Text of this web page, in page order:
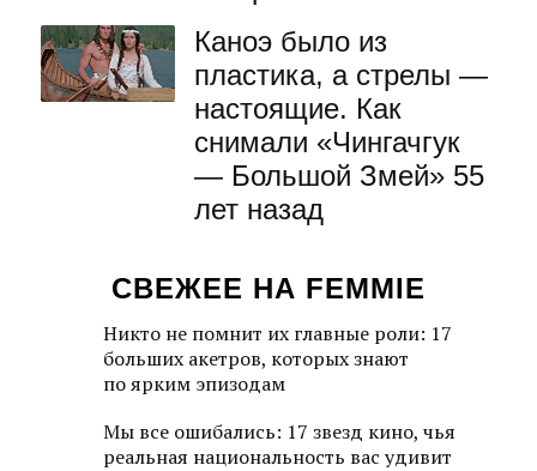
Каноэ было из
пластика, а стрелы —
настоящие. Как
снимали «Чингачгук
— Большой Змей» 55
лет назад
СВЕЖЕЕ НА FEMMIE
Никто не помнит их главные роли: 17
больших акетров, которых знают
по ярким эпизодам
Мы все ошибались: 17 звезд кино, чья
реальная национальность вас удивит